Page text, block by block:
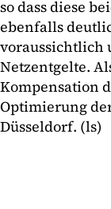
so dass diese
ebenfalls
voraussichtlich
Netzentgelte.
Kompensation
Optimierung
Düsseldorf. (ls)